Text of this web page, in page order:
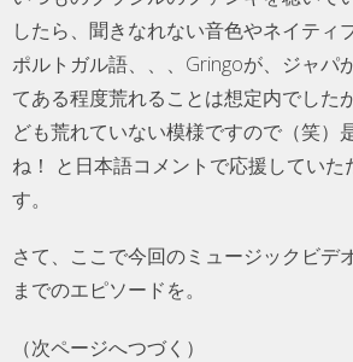
したら、聞きなれない音色やネイティ
ポルトガル語、、、Gringoが、ジャパ
てある程度荒れることは想定内でした
ども荒れていない模様ですので（笑）
ね！ と日本語コメントで応援してい
す。
さて、ここで今回のミュージックビデ
までのエピソードを。
（次ページへつづく）